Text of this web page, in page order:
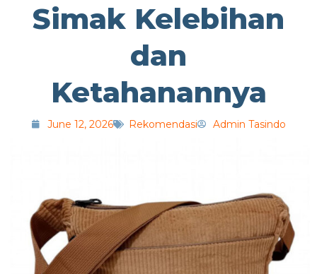
Simak Kelebihan
dan
Ketahanannya
June 12, 2026 Rekomendasi Admin Tasindo